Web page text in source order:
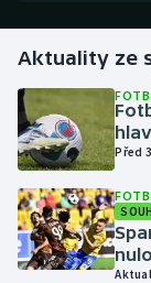
Florbal
Futsal
Golf
Gymnastika
Aktuality ze
Před